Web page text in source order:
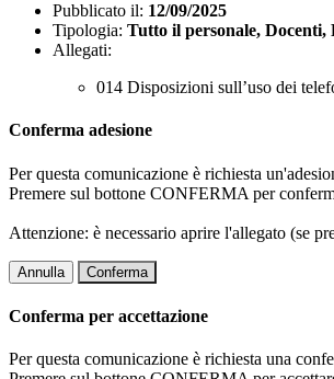
Pubblicato il: 12/09/2025
Tipologia: Tutto il personale,
Allegati:
014 Disposizioni sull’uso dei
Conferma adesione
Per questa comunicazione è richiesta
Premere sul bottone CONFERMA per
Attenzione: è necessario aprire l'allegato (se
Annulla Conferma
Conferma per accettazione
Per questa comunicazione è richiesta una